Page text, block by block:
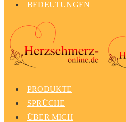
BEDEUTUNGEN
PRODUKTE
SPRÜCHE
ÜBER MICH